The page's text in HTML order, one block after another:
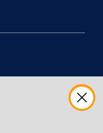
S.C.A.R.L.